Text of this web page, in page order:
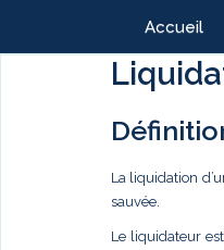
Accueil
La liquidation
sauvée.
Le liquidateur